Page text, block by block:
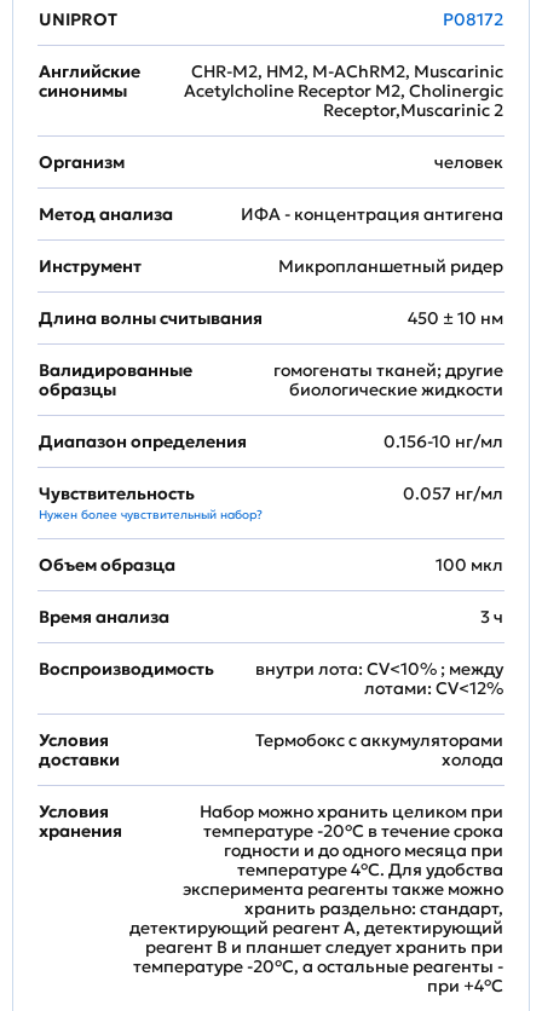
UNIPROT P08172
Английские
синонимы
CHR-M2, HM2, M-AChRM2, Muscarinic
Acetylcholine Receptor M2, Cholinergic
Receptor,Muscarinic 2
Организм человек
Метод анализа ИФА - концентрация антигена
Инструмент Микропланшетный ридер
Длина волны считывания 450 ± 10 нм
Валидированные
образцы
гомогенаты тканей; другие
биологические жидкости
Диапазон определения 0.156-10 нг/мл
Чувствительность
Нужен более чувствительный набор?
0.057 нг/мл
Объем образца 100 мкл
Время анализа 3 ч
Воспроизводимость
внутри лота: CV<10% ; между
лотами: CV<12%
Условия
доставки
Термобокс с аккумуляторами
холода
Условия
хранения
Набор можно хранить целиком при
температуре -20°C в течение срока
годности и до одного месяца при
температуре 4°C. Для удобства
эксперимента реагенты также можно
хранить раздельно: стандарт,
детектирующий реагент A, детектирующий
реагент B и планшет следует хранить при
температуре -20°C, а остальные реагенты -
при +4°С